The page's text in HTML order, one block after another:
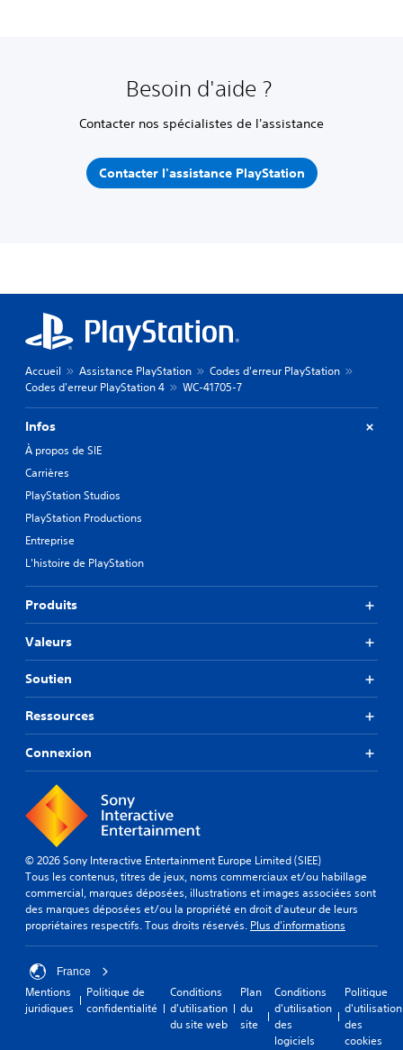
Besoin d'aide ?
Contacter nos spécialistes de l'assistance
Contacter l'assistance PlayStation
Accueil Assistance PlayStation
Codes d'erreur PlayStation
Codes d'erreur PlayStation 4
WC-41705-7
Infos
À propos de SIE
Carrières
PlayStation Studios
PlayStation Productions
Entreprise
L'histoire de PlayStation
Produits
Valeurs
Soutien
Ressources
Connexion
© 2026 Sony Interactive Entertainment Europe Limited (SIEE)
Tous les contenus, titres de jeux, noms commerciaux et/ou habillage
commercial, marques déposées, illustrations et images associées sont
des marques déposées et/ou la propriété en droit d'auteur de leurs
propriétaires respectifs. Tous droits réservés. Plus d'informations
France
Mentions
juridiques
Politique de
confidentialité
Conditions
d'utilisation
du site web
Plan
du
site
Conditions
d'utilisation
des
logiciels
Politique
d'utilisation
des
cookies